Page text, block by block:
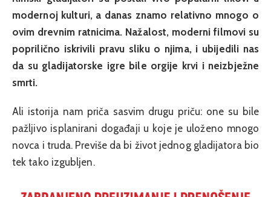
modernoj kulturi, a danas znamo relativno mnogo o
ovim drevnim ratnicima. Nažalost, moderni filmovi su
poprilično iskrivili pravu sliku o njima, i ubijedili nas
da su gladijatorske igre bile orgije krvi i neizbježne
smrti.
Ali istorija nam priča sasvim drugu priču: one su bile
pažljivo isplanirani događaji u koje je uloženo mnogo
novca i truda. Previše da bi život jednog gladijatora bio
tek tako izgubljen.